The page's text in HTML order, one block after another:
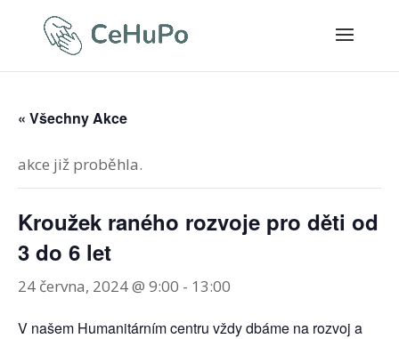
« Všechny Akce
akce již proběhla.
Kroužek raného rozvoje pro děti od
3 do 6 let
24 června, 2024 @ 9:00 - 13:00
V našem Humanitárním centru vždy dbáme na rozvoj a